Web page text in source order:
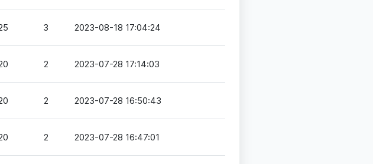
3 2023-08-18 17:04:24
2 2023-07-28 17:14:03
2 2023-07-28 16:50:43
2 2023-07-28 16:47:01